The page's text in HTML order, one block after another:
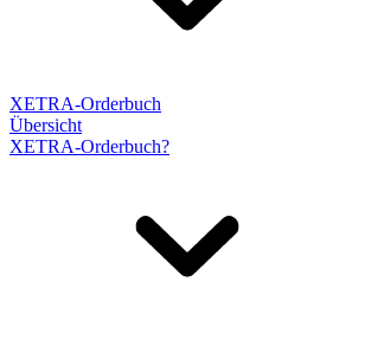
XETRA-Orderbuch
Übersicht
XETRA-Orderbuch?